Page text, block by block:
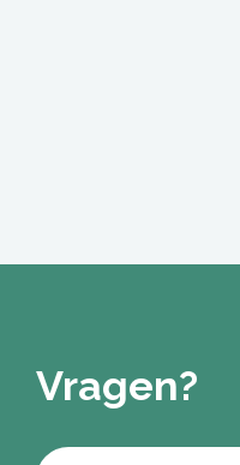
Vragen?